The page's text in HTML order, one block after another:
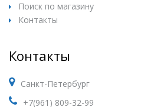
Поиск по магазину
Контакты
Контакты
Санкт-Петербург
+7(961) 809-32-99